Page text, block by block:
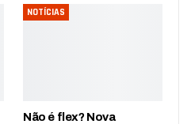
NOTÍCIAS
Não é flex? Nova